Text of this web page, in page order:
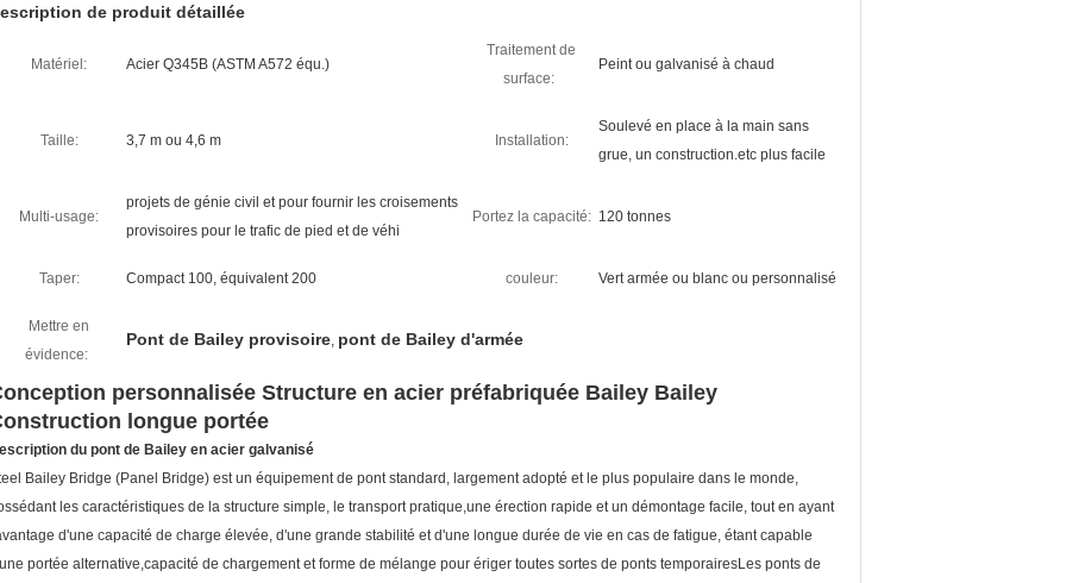
de produit détaillée
Matériel: Acier Q345B (ASTM A572 équ.)
Traitement de
surface:
Peint ou galvanisé à chaud
Taille: 3,7 m ou 4,6 m Installation:
Soulevé en place à la main sans
grue, un construction.etc plus facile
Multi-usage:
projets de génie civil et pour fournir les croisements
provisoires pour le trafic de pied et de véhi
Portez la capacité: 120 tonnes
Taper: Compact 100, équivalent 200 couleur: Vert armée ou blanc ou personnalisé
Mettre en
évidence:
Pont de Bailey provisoire, pont de Bailey d'armée
personnalisée Structure en acier préfabriquée Bailey Bailey
longue portée
du pont de Bailey en acier galvanisé
Bailey Bridge (Panel Bridge) est un équipement de pont standard, largement adopté et le plus populaire dans le monde,
les caractéristiques de la structure simple, le transport pratique,une érection rapide et un démontage facile, tout en ayant
d'une capacité de charge élevée, d'une grande stabilité et d'une longue durée de vie en cas de fatigue, étant capable
portée alternative,capacité de chargement et forme de mélange pour ériger toutes sortes de ponts temporairesLes ponts de